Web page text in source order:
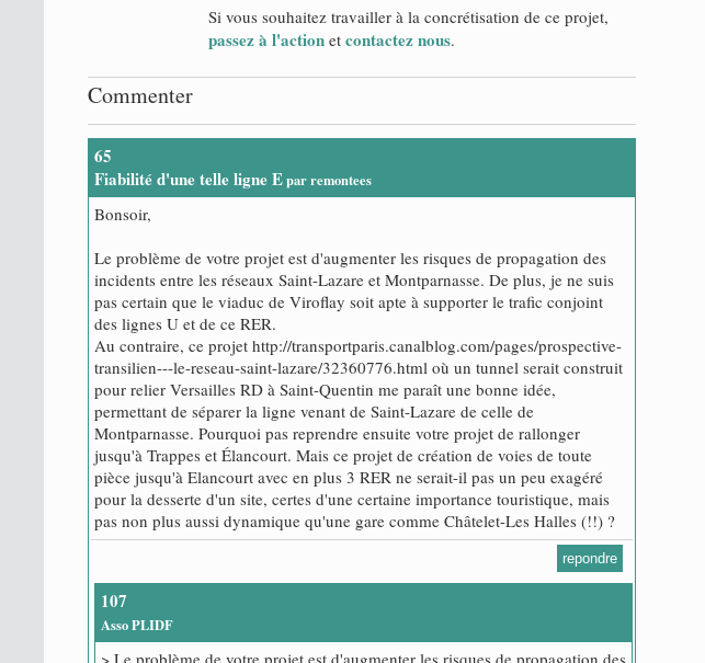
Si vous souhaitez travailler à la concrétisation de ce projet,
passez à l'action et contactez nous.
Commenter
65
Fiabilité d'une telle ligne Epar remontees
Bonsoir,
Le problème de votre projet est d'augmenter les risques de propagation des
incidents entre les réseaux Saint-Lazare et Montparnasse. De plus, je ne suis
pas certain que le viaduc de Viroflay soit apte à supporter le trafic conjoint
des lignes U et de ce RER.
Au contraire, ce projet http://transportparis.canalblog.com/pages/prospective-
transilien---le-reseau-saint-lazare/32360776.html où un tunnel serait construit
pour relier Versailles RD à Saint-Quentin me paraît une bonne idée,
permettant de séparer la ligne venant de Saint-Lazare de celle de
Montparnasse. Pourquoi pas reprendre ensuite votre projet de rallonger
jusqu'à Trappes et Élancourt. Mais ce projet de création de voies de toute
pièce jusqu'à Elancourt avec en plus 3 RER ne serait-il pas un peu exagéré
pour la desserte d'un site, certes d'une certaine importance touristique, mais
pas non plus aussi dynamique qu'une gare comme Châtelet-Les Halles (!!) ?
repondre
107
Asso PLIDF
> Le problème de votre projet est d'augmenter les risques de propagation des